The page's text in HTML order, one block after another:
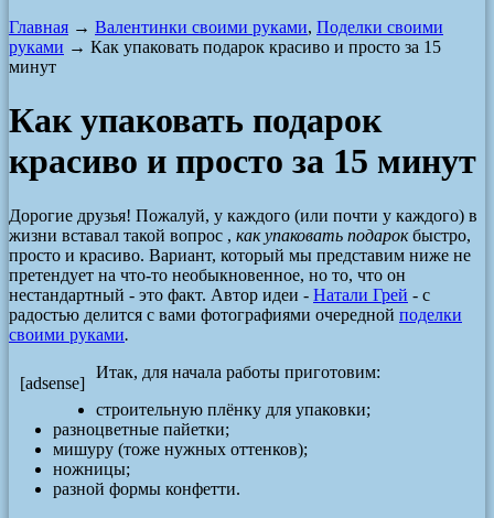
Главная → Валентинки своими руками, Поделки своими
руками → Как упаковать подарок красиво и просто за 15
минут
Как упаковать подарок
красиво и просто за 15 минут
Дорогие друзья! Пожалуй, у каждого (или почти у каждого) в
жизни вставал такой вопрос , как упаковать подарокбыстро,
просто и красиво. Вариант, который мы представим ниже не
претендует на что-то необыкновенное, но то, что он
нестандартный - это факт. Автор идеи - Натали Грей - с
радостью делится с вами фотографиями очередной поделки
своими руками.
[adsense]
Итак, для начала работы приготовим:
строительную плёнку для упаковки;
разноцветные пайетки;
мишуру (тоже нужных оттенков);
ножницы;
разной формы конфетти.